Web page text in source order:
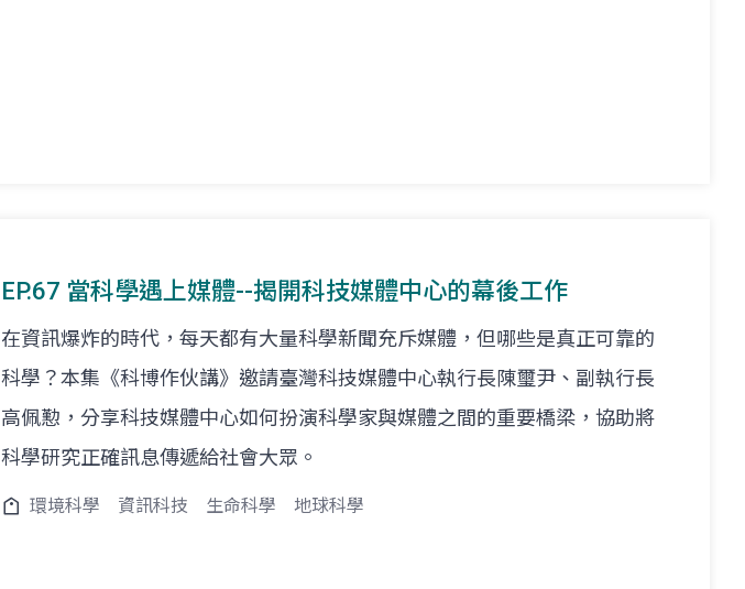
EP.67 當科學遇上媒體--揭開科技媒體中心的幕後工作
在資訊爆炸的時代，每天都有大量科學新聞充斥媒體，但哪些是真正可靠的
科學？本集《科博作伙講》邀請臺灣科技媒體中心執行長陳璽尹、副執行長
高佩懃，分享科技媒體中心如何扮演科學家與媒體之間的重要橋梁，協助將
科學研究正確訊息傳遞給社會大眾。
環境科學 資訊科技 生命科學 地球科學